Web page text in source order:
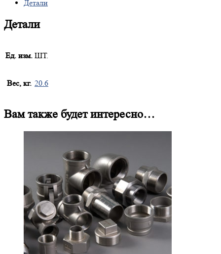
Детали
Детали
Ед. изм. ШТ.
Вес, кг. 20.6
Вам также будет интересно…